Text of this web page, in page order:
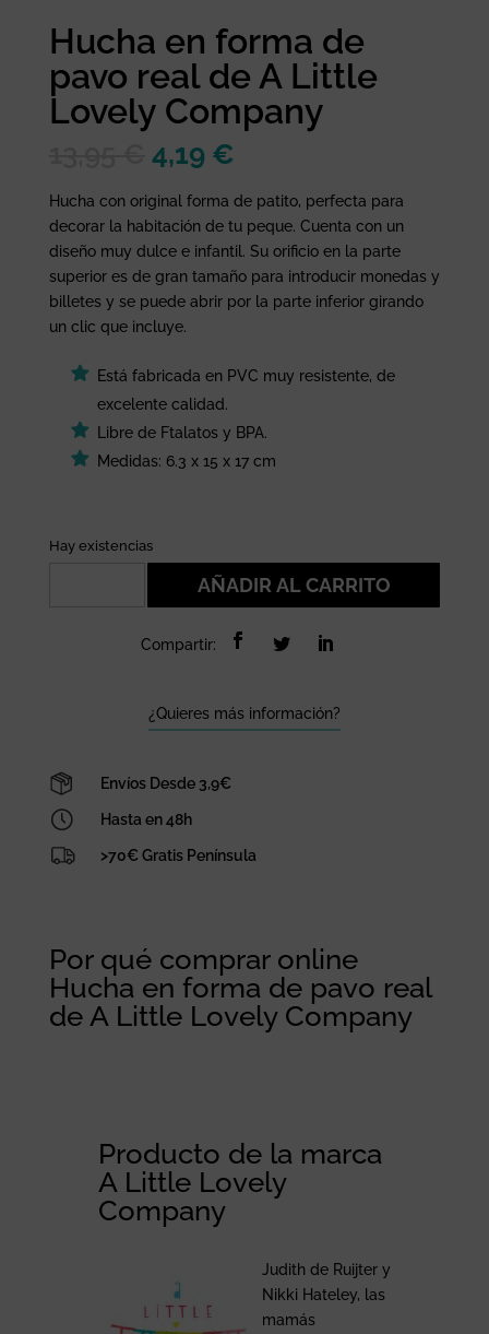
Hucha en forma de
pavo real de A Little
Lovely Company
El
precio
original
era:
13,95 €.
4,19 €
actual
es:
4,19 €.
Hucha con original forma de patito, perfecta para
decorar la habitación de tu peque. Cuenta con un
diseño muy dulce e infantil. Su orificio en la parte
superior es de gran tamaño para introducir monedas y
billetes y se puede abrir por la parte inferior girando
un clic que incluye.
Está fabricada en PVC muy resistente, de
excelente calidad.
Libre de Ftalatos y BPA.
Medidas: 6.3 x 15 x 17 cm
Hay existencias
Little
Lovely
Company
cantidad
AÑADIR AL CARRITO
Compartir:
¿Quieres más información?
Envíos Desde 3,9€
Hasta en 48h
>70€ Gratis Península
Por qué comprar online
Hucha en forma de pavo real
de A Little Lovely Company
Producto de la marca
A Little Lovely
Company
Judith de Ruijter y
Nikki Hateley, las
mamás